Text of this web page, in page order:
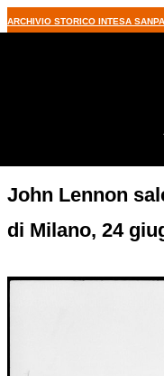
ARCHIVIO STORICO INTESA
John Lennon
di Milano, 24